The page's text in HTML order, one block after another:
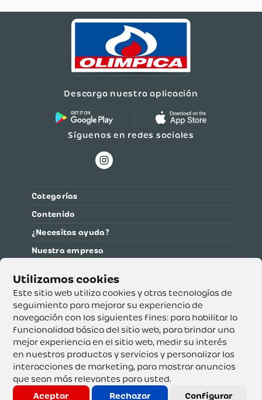
Este sitio web utiliza cookies y otras tecnologías de
seguimiento para mejorar su experiencia de
navegación con los siguientes fines: para habilitar la
funcionalidad básica del sitio web, para brindar una
mejor experiencia en el sitio web, medir su interés
en nuestros productos y servicios y personalizar las
interacciones de marketing, para mostrar anuncios
que sean más relevantes para usted.
Aceptar
Rechazar Configurar
Descarga nuestra aplicación
Síguenos en redes sociales
Categorías
Contenido
¿Necesitas ayuda?
Nuestra empresa
Supertiendas y Drogería Olímpica S.A. - Nit 890.107.487 -
Dirección de notificación: Calle 53 No. 46-192 local 3-01
Teléfono: 3232540999 - Correo:
servicioalcliente@olimpica.com.co
Copyright o Actualización 2023 OLÍMPICA S.A. Derechos
Reservados.